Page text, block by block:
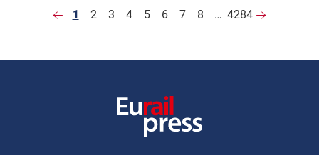
1 2 3 4 5 6 7 8 … 4284